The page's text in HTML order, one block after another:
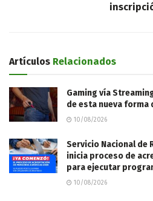
Artículos Relacionados
Gaming vía
de esta nueva forma
10/08/2026
Servicio Nacional de
inicia proceso de
para ejecutar
10/08/2026